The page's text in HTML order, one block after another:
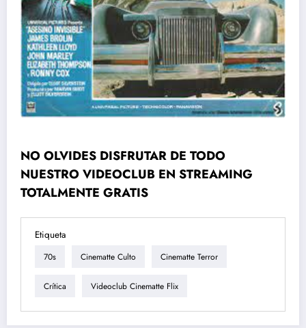
NO OLVIDES DISFRUTAR DE TODO
NUESTRO VIDEOCLUB EN STREAMING
TOTALMENTE GRATIS
Etiqueta
70s Cinematte Culto Cinematte Terror
Crítica Videoclub Cinematte Flix